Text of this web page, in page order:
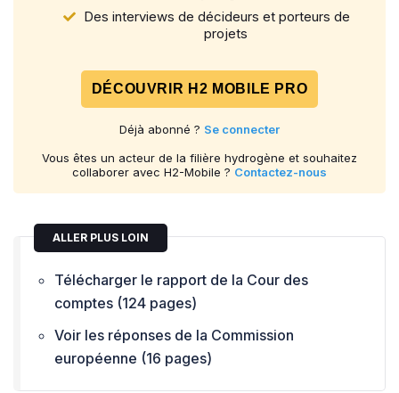
Des interviews de décideurs et porteurs de
projets
DÉCOUVRIR H2 MOBILE PRO
Déjà abonné ? Se connecter
Vous êtes un acteur de la filière hydrogène et souhaitez
collaborer avec H2-Mobile ? Contactez-nous
ALLER PLUS LOIN
Télécharger le rapport de la Cour des
comptes (124 pages)
Voir les réponses de la Commission
européenne (16 pages)